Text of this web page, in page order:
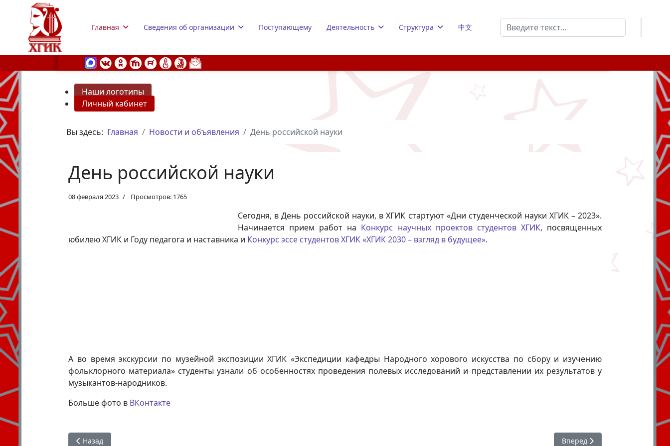
Главная Сведения об организации Поступающему Деятельность Структура 中文
Поиск
Наши логотипы
Личный кабинет
Вы здесь: Главная Новости и объявления День российской науки
День российской науки
08 февраля 2023 Просмотров: 1765
Сегодня, в День российской науки, в ХГИК стартуют «Дни студенческой науки ХГИК – 2023».
Начинается прием работ на Конкурс научных проектов студентов ХГИК, посвященных
юбилею ХГИК и Году педагога и наставника и Конкурс эссе студентов ХГИК «ХГИК 2030 – взгляд в будущее».
А во время экскурсии по музейной экспозиции ХГИК «Экспедиции кафедры Народного хорового искусства по сбору и изучению
фольклорного материала» студенты узнали об особенностях проведения полевых исследований и представлении их результатов у
музыкантов-народников.
Больше фото в ВКонтакте
Предыдущий: Поздравляем с 23 февраля
Назад Следующий: Стартовал
Вперед